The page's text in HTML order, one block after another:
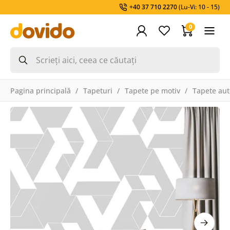
+40 37 710 2270(Lu-Vi: 10 - 15)
0
Pagina principală Tapeturi Tapete pe motiv Tapete